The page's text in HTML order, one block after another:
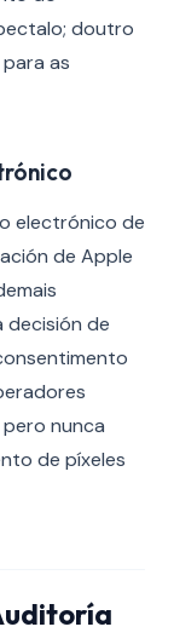
doutro
as
electrónico de
de Apple
decisión de
nunca
de píxeles